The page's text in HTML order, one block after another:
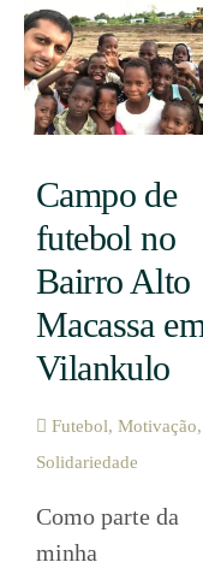
Campo de
futebol no
Bairro Alto
Macassa
Vilankulo
Futebol, Motivação,
Solidariedade
Como parte da
minha